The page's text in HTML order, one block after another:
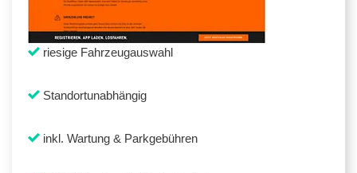
riesige Fahrzeugauswahl
Standortunabhängig
inkl. Wartung & Parkgebühren